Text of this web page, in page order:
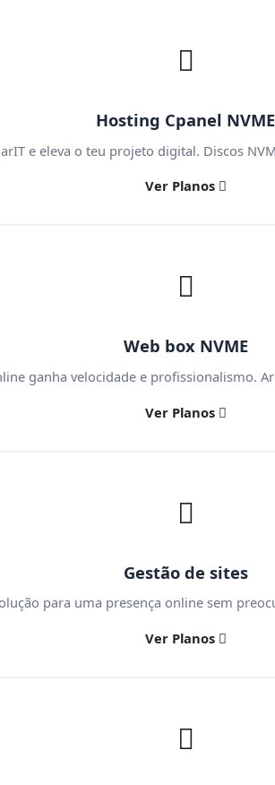
Hosting Cpanel NVME
e eleva o teu projeto digital. Discos
Ver Planos
Web box NVME
ganha velocidade e profissionalismo.
Ver Planos
Gestão de sites
para uma presença online sem
Ver Planos